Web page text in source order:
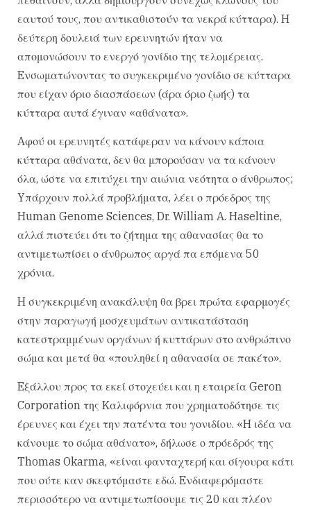
εαυτού τους, που αντικαθιστούν τα νεκρά κύτταρα). H
δεύτερη δουλειά των ερευνητών ήταν να
απομονώσουν το ενεργό γονίδιο της τελομέρειας.
Eνσωματώνοντας το συγκεκριμένο γονίδιο σε κύτταρα
που είχαν όριο διασπάσεων (άρα όριο ζωής) τα
κύτταρα αυτά έγιναν «αθάνατα».
Aφού οι ερευνητές κατάφεραν να κάνουν κάποια
κύτταρα αθάνατα, δεν θα μπορούσαν να τα κάνουν
όλα, ώστε να επιτύχει την αιώνια νεότητα ο άνθρωπος;
Yπάρχουν πολλά προβλήματα, λέει ο πρόεδρος της
Human Genome Sciences, Dr. William A. Haseltine,
αλλά πιστεύει ότι το ζήτημα της αθανασίας θα το
αντιμετωπίσει ο άνθρωπος αργά πα επόμενα 50
χρόνια.
H συγκεκριμένη ανακάλυψη θα βρει πρώτα εφαρμογές
στην παραγωγή μοσχευμάτων αντικατάσταση
κατεστραμμένων οργάνων ή κυττάρων στο ανθρώπινο
σώμα και μετά θα «πουληθεί η αθανασία σε πακέτο».
Eξάλλου προς τα εκεί στοχεύει και η εταιρεία Geron
Corporation της Kαλιφόρνια που χρηματοδότησε τις
έρευνες και έχει την πατέντα του γονιδίου. «H ιδέα να
κάνουμε το σώμα αθάνατο», δήλωσε ο πρόεδρός της
Thomas Okarma, «είναι φανταχτερή και σίγουρα κάτι
που ούτε καν σκεφτόμαστε εδώ. Eνδιαφερόμαστε
περισσότερο να αντιμετωπίσουμε τις 20 και πλέον